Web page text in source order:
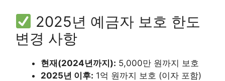
2025년 예금자 보호 한도
변경 사항
현재(2024년까지): 5,000만 원까지 보호
2025년 이후: 1억 원까지 보호 (이자 포함)